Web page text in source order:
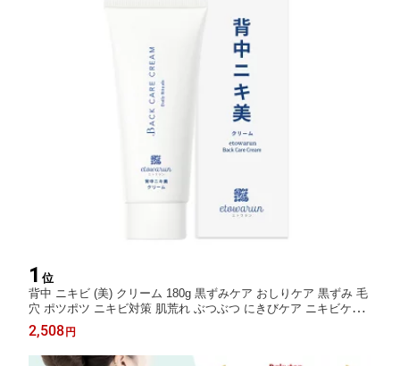
1 位
背中 ニキビ (美) クリーム 180g 黒ずみケア おしりケア 黒ずみ 毛
穴 ポツポツ ニキビ対策 肌荒れ ぶつぶつ にきびケア ニキビケア
レディース メンズ おしり 敏感肌 背中にきび にきび ケア 全身 背
中ニキビ ボディーケア にきびクリーム 二の腕 ブツブツ 肌 赤み
おしり
2,508 円